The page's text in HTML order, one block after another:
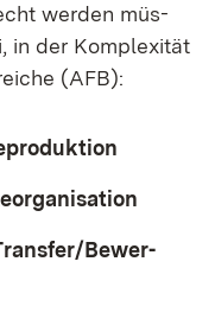
wer­den müs­
in der Kom­ple­xi­tät
(AFB):
Be­wer­